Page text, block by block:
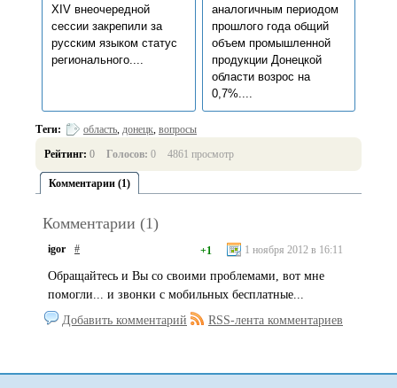
XIV внеочередной
сессии закрепили за
русским языком статус
регионального....
аналогичным периодом
прошлого года общий
объем промышленной
продукции Донецкой
области возрос на
0,7%....
Теги: область, донецк, вопросы
Рейтинг: 0 Голосов: 0 4861 просмотр
Комментарии (1)
Комментарии (1)
igor # 1 ноября 2012 в 16:11
+1
Обращайтесь и Вы со своими проблемами, вот мне
помогли... и звонки с мобильных бесплатные...
Добавить комментарий
RSS-лента комментариев